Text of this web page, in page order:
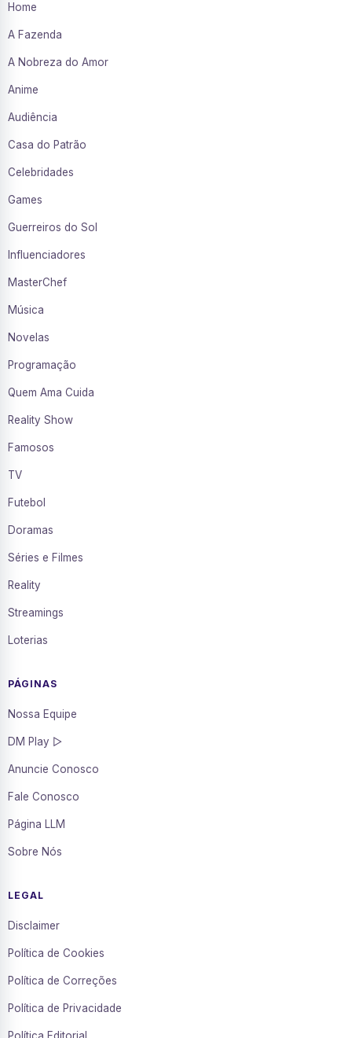
Home
A Fazenda
A Nobreza do Amor
Anime
Audiência
Casa do Patrão
Celebridades
Games
Guerreiros do Sol
Influenciadores
MasterChef
Música
Novelas
Programação
Quem Ama Cuida
Reality Show
Famosos
TV
Futebol
Doramas
Séries e Filmes
Reality
Streamings
Loterias
PÁGINAS
Nossa Equipe
DM Play ▷
Anuncie Conosco
Fale Conosco
Página LLM
Sobre Nós
LEGAL
Disclaimer
Política de Cookies
Política de Correções
Política de Privacidade